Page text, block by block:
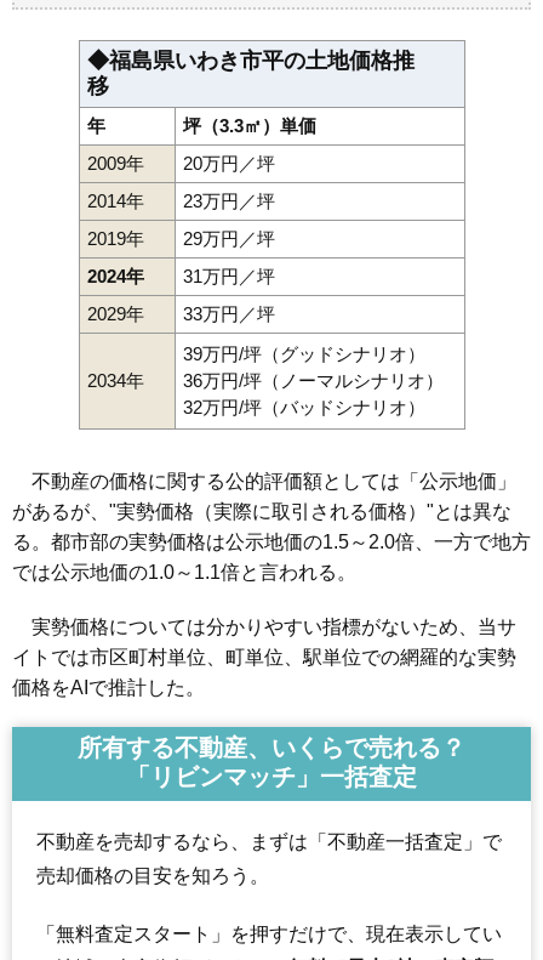
◆福島県いわき市平の土地価格推
移
年
坪（3.3㎡）単価
2009年
20万円／坪
2014年
23万円／坪
2019年
29万円／坪
2024年
31万円／坪
2029年
33万円／坪
2034年
39万円/坪（グッドシナリオ）
36万円/坪（ノーマルシナリオ）
32万円/坪（バッドシナリオ）
不動産の価格に関する公的評価額としては「公示地価」
があるが、"実勢価格（実際に取引される価格）"とは異な
る。都市部の実勢価格は公示地価の1.5～2.0倍、一方で地方
では公示地価の1.0～1.1倍と言われる。
実勢価格については分かりやすい指標がないため、当サ
イトでは市区町村単位、町単位、駅単位での網羅的な実勢
価格をAIで推計した。
所有する不動産、いくらで売れる？
「リビンマッチ」一括査定
不動産を売却するなら、まずは「不動産一括査定」で
売却価格の目安を知ろう。
「無料査定スタート」を押すだけで、現在表示してい